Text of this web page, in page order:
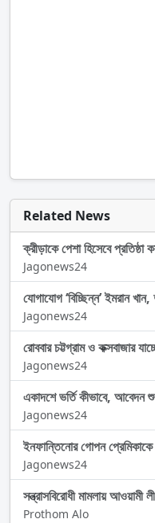
Related News
ক্রীড়াকে পেশা হিসেবে
Jagonews24
যোগাযোগ ‘বিচ্ছিন্ন’ ইমরান
Jagonews24
রোববার চট্টগ্রাম ও কক্সবাজার
Jagonews24
একাদশে ভর্তি কীভাবে, আবেদন
Jagonews24
ইনফান্তিনোর গোপন
Jagonews24
সন্ত্রাসবিরোধী মামলায় আওয়ামী
Prothom Alo